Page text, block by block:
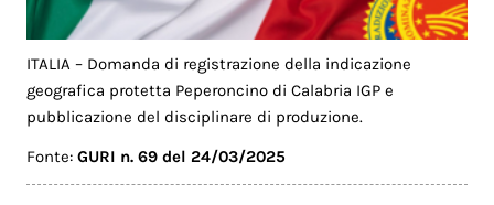
ITALIA – Domanda di registrazione della indicazione
geografica protetta Peperoncino di Calabria IGP e
pubblicazione del disciplinare di produzione.
Fonte:GURI n. 69 del 24/03/2025